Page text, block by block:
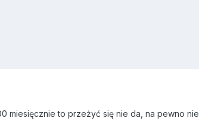
miesięcznie to przeżyć się nie da, na pewno